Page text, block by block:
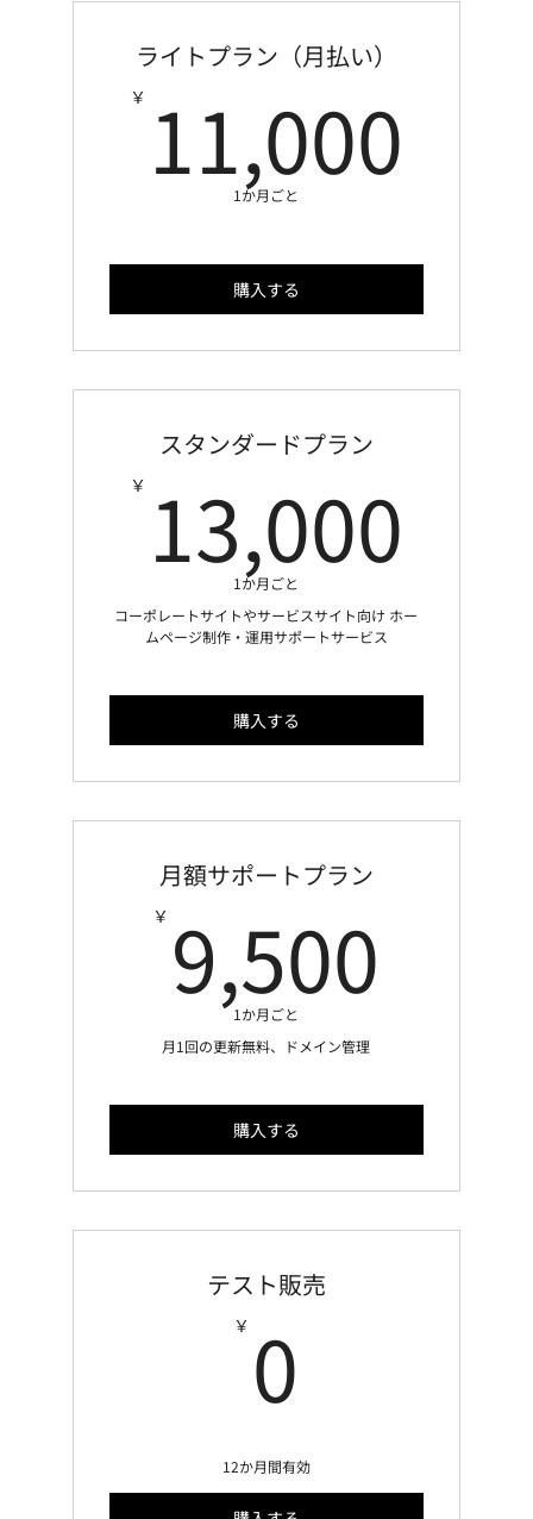
ライトプラン（月払い）
￥ 11,000
1か月ごと
購入する
スタンダードプラン
￥ 13,000
1か月ごと
コーポレートサイトやサービスサイト向け ホー
ムページ制作・運用サポートサービス
購入する
月額サポートプラン
￥ 9,500
1か月ごと
月1回の更新無料、ドメイン管理
購入する
テスト販売
￥ 0
12か月間有効